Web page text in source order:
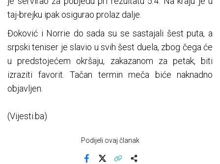
taj-brejku ipak osigurao prolaz dalje.
Đoković i Norrie do sada su se sastajali šest puta, a
srpski teniser je slavio u svih šest duela, zbog čega će
u predstojećem okršaju, zakazanom za petak, biti
izraziti favorit. Tačan termin meča biće naknadno
objavljen.
(Vijesti.ba)
Podijeli ovaj članak